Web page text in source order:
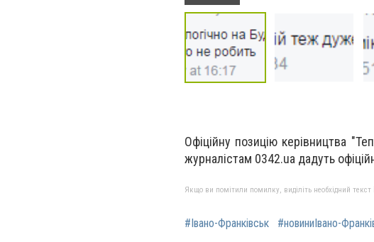
Офіційну позицію керівництва
журналістам 0342.ua дадуть
Якщо ви помітили помилку, виділіть необхідний
#Івано-Франківськ #новиниІвано-